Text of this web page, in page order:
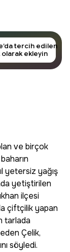
tercih edilen
olarak ekleyin
ve birçok
yetersiz yağış
yetiştirilen
ilçesi
çiftçilik yapan
tarlada
Çelik,
söyledi.